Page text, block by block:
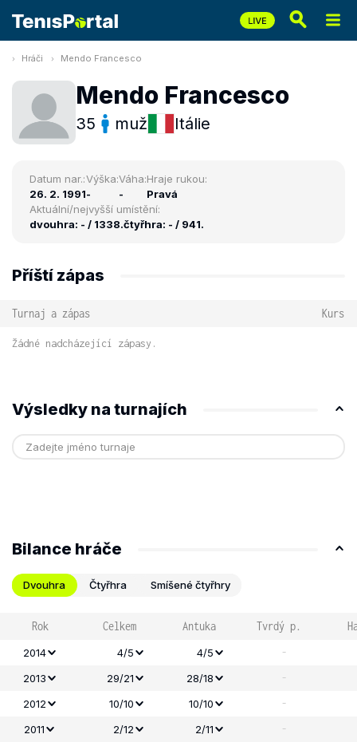
Hráči Mendo Francesco
Mendo Francesco
35 muž Itálie
Datum nar.:
26. 2. 1991
Výška:
-
Váha:
-
Hraje rukou:
Pravá
Aktuální/nejvyšší umístění:
dvouhra: - / 1338.čtyřhra: - / 941.
Příští zápas
Turnaj a zápas Kurs
Žádné nadcházející zápasy.
Výsledky na turnajích
Bilance hráče
Dvouhra Čtyřhra Smíšené čtyřhry
Rok Celkem Antuka Tvrdý p.
2014 4/5 4/5 -
2013 29/21 28/18 -
2012 10/10 10/10 -
2011 2/12 2/11 -